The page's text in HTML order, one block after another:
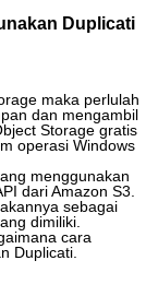
Duplicati
maka perlulah
dan mengambil
Storage gratis
operasi Windows
menggunakan
dariAmazon S3
sebagai
dimiliki
cara
Duplicati